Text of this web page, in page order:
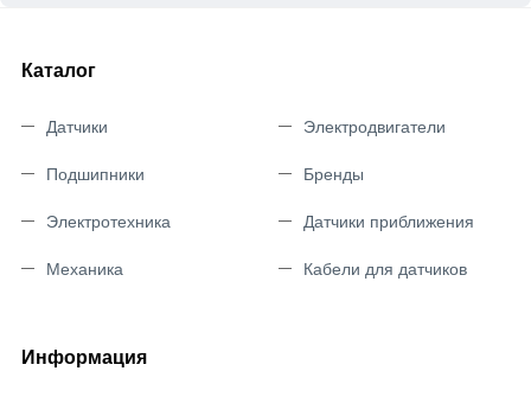
Каталог
Датчики
Подшипники
Электротехника
Механика
Электродвигатели
Бренды
Датчики приближения
Кабели для датчиков
Информация